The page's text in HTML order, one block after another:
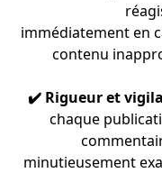
immédiatement en
contenu
✔️ Rigueur et
chaque
minutieusement